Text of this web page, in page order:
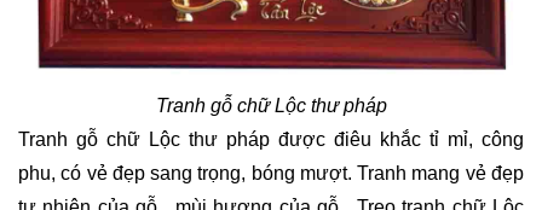
Tranh gỗ chữ Lộc thư pháp
Tranh gỗ chữ Lộc thư pháp được điêu khắc tỉ mỉ, công
phu, có vẻ đẹp sang trọng, bóng mượt. Tranh mang vẻ đẹp